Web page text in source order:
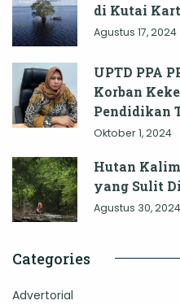
di Kutai
Agustus 17, 2024
UPTD PPA
Korban
Pendidikan
Oktober 1, 2024
Hutan
yang Sulit
Agustus 30, 2024
Categories
Advertorial